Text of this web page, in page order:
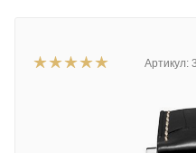
Артикул: